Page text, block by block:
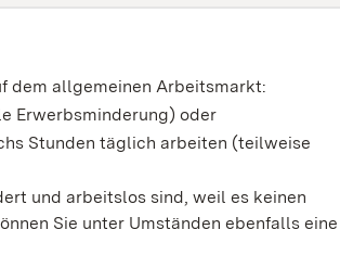
dem allgemeinen Arbeitsmarkt:
Erwerbsminderung) oder
Stunden täglich arbeiten (teilweise
und arbeitslos sind, weil es keinen
Sie unter Umständen ebenfalls eine